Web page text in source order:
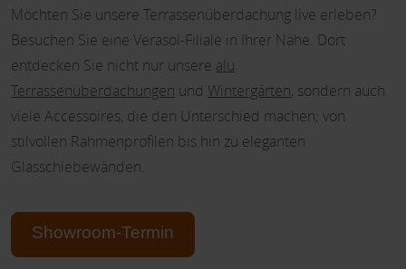
Möchten Sie unsere Terrassenüberdachung live erleben?
Besuchen Sie eine Verasol-Filiale in Ihrer Nähe. Dort
entdecken Sie nicht nur unsere alu
Terrassenüberdachungen und Wintergärten, sondern auch
viele Accessoires, die den Unterschied machen; von
stilvollen Rahmenprofilen bis hin zu eleganten
Glasschiebewänden.
Showroom-Termin